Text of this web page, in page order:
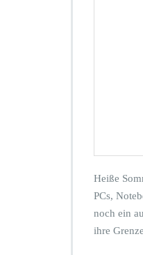
Heiße
PCs,
noch ein
ihre